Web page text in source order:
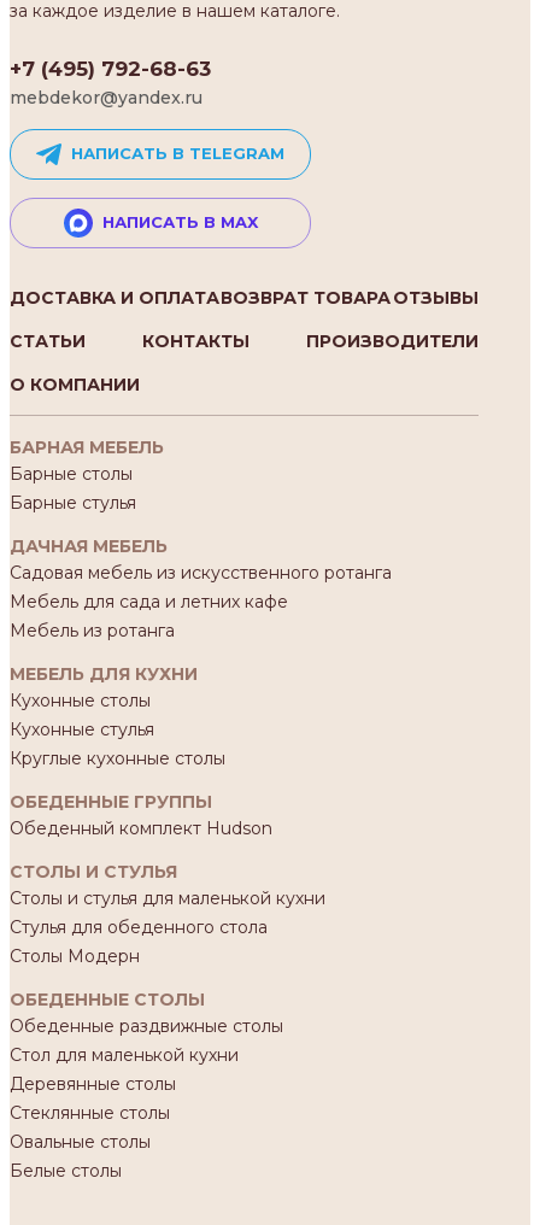
за каждое изделие в нашем каталоге.
+7 (495) 792-68-63
mebdekor@yandex.ru
НАПИСАТЬ В TELEGRAM
НАПИСАТЬ В MAX
ДОСТАВКА И ОПЛАТАВОЗВРАТ ТОВАРАОТЗЫВЫ
СТАТЬИ
КОНТАКТЫ
ПРОИЗВОДИТЕЛИ
О КОМПАНИИ
БАРНАЯ МЕБЕЛЬ
Барные столы
Барные стулья
ДАЧНАЯ МЕБЕЛЬ
Садовая мебель из искусственного ротанга
Мебель для сада и летних кафе
Мебель из ротанга
МЕБЕЛЬ ДЛЯ КУХНИ
Кухонные столы
Кухонные стулья
Круглые кухонные столы
ОБЕДЕННЫЕ ГРУППЫ
Обеденный комплект Hudson
СТОЛЫ И СТУЛЬЯ
Столы и стулья для маленькой кухни
Стулья для обеденного стола
Столы Модерн
ОБЕДЕННЫЕ СТОЛЫ
Обеденные раздвижные столы
Стол для маленькой кухни
Деревянные столы
Стеклянные столы
Овальные столы
Белые столы